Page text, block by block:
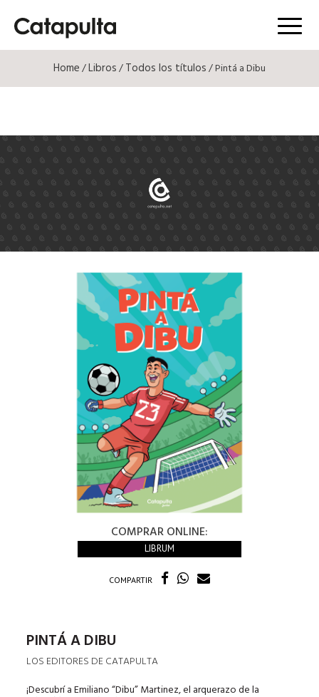
Menú
Home/Libros/Todos los títulos/ Pintá a Dibu
COMPRAR ONLINE:
LIBRUM
COMPARTIR
PINTÁ A DIBU
LOS EDITORES DE CATAPULTA
¡Descubrí a Emiliano “Dibu” Martinez, el arquerazo de la